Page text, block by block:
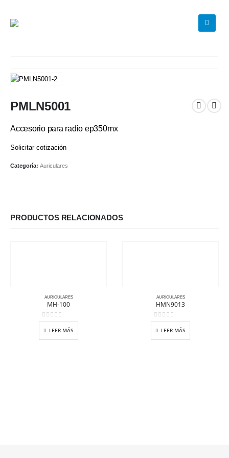
PMLN5001
Accesorio para radio ep350mx
Solicitar cotización
Categoría: Auriculares
PRODUCTOS RELACIONADOS
AURICULARES
MH-100
0out of 5
LEER MÁS
AURICULARES
HMN9013
0out of 5
LEER MÁS